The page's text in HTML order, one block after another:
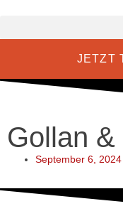
JETZT
Gollan
September 6, 2024